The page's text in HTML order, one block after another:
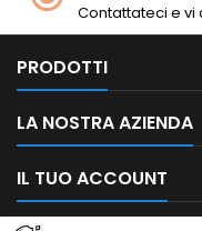
Contattateci e vi
PRODOTTI
LA NOSTRA AZIENDA
IL TUO ACCOUNT